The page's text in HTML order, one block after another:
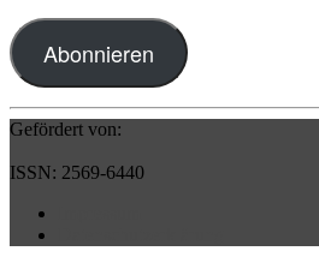
Adresse
Abonnieren
Gefördert von:
ISSN: 2569-6440